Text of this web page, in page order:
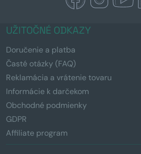
UŽITOČNÉ ODKAZY
Doručenie a platba
Časté otázky (FAQ)
Reklamácia a vrátenie tovaru
Informácie k darčekom
Obchodné podmienky
GDPR
Affiliate program